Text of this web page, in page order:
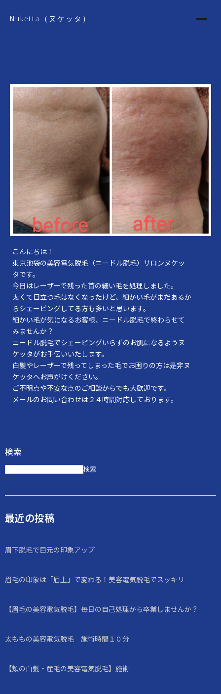
Nuketta（ヌケッタ）
こんにちは！
東京池袋の美容電気脱毛（ニードル脱毛）サロンヌケッ
タです。
今日はレーザーで残った首の細い毛を処理しました。
太くて目立つ毛はなくなったけど、細かい毛がまだあるか
らシェービングしてる方も多いと思います。
細かい毛が気になるお客様、ニードル脱毛で終わらせて
みませんか？
ニードル脱毛でシェービングいらずのお肌になるようヌ
ケッタがお手伝いいたします。
白髪やレーザーで残ってしまった毛でお困りの方は是非ヌ
ケッタへお声がけください。
ご不明点や不安な点のご相談からでも大歓迎です。
メールのお問い合わせは２４時間対応しております。
検索
検索
最近の投稿
眉下脱毛で目元の印象アップ
眉毛の印象は「眉上」で変わる！美容電気脱毛でスッキリ
【眉毛の美容電気脱毛】毎日の自己処理から卒業しませんか？
太ももの美容電気脱毛 施術時間１０分
【頬の白髪・産毛の美容電気脱毛】施術